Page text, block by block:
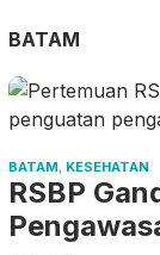
BATAM
BATAM KESEHATAN
RSBP